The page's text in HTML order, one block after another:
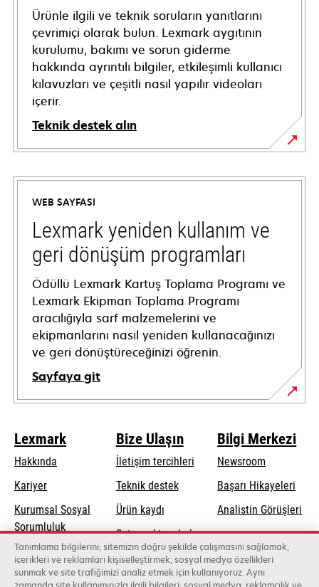
Ürünle ilgili ve teknik soruların yanıtlarını
çevrimiçi olarak bulun. Lexmark aygıtının
kurulumu, bakımı ve sorun giderme
hakkında ayrıntılı bilgiler, etkileşimli kullanıcı
kılavuzları ve çeşitli nasıl yapılır videoları
içerir.
Teknik destek alın
opens
in
new
tab
WEB SAYFASI
Lexmark yeniden kullanım ve
geri dönüşüm programları
Ödüllü Lexmark Kartuş Toplama Programı ve
Lexmark Ekipman Toplama Programı
aracılığıyla sarf malzemelerini ve
ekipmanlarını nasıl yeniden kullanacağınızı
ve geri dönüştüreceğinizi öğrenin.
Sayfaya git
Lexmark
Hakkında
Kariyer
Kurumsal Sosyal
Sorumlulukopens
in
a
new
Sürdürülebilirlik
Bize Ulaşın
İletişim tercihleri
Teknik destekopens
new
tab
Ürün kaydı
Satış noktası bul
Toptancıların
listesi
Bilgi Merkezi
Newsroom
Başarı Hikayeleri
Analistin Görüşleri
Tanımlama bilgilerini; sitemizin doğru şekilde çalışmasını sağlamak,
içerikleri ve reklamları kişiselleştirmek, sosyal medya özellikleri
sunmak ve site trafiğimizi analiz etmek için kullanıyoruz. Aynı